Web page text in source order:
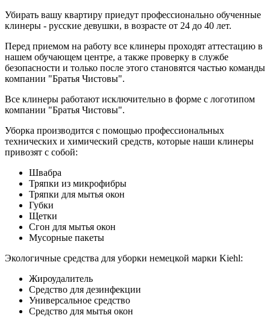
Убирать вашу квартиру приедут профессионально обученные
клинеры - русские девушки, в возрасте от 24 до 40 лет.
Перед приемом на работу все клинеры проходят аттестацию в
нашем обучающем центре, а также проверку в службе
безопасности и только после этого становятся частью команды
компании "Братья Чистовы".
Все клинеры работают исключительно в форме с логотипом
компании "Братья Чистовы".
Уборка производится с помощью профессиональных
технических и химический средств, которые наши клинеры
привозят с собой:
Швабра
Тряпки из микрофибры
Тряпки для мытья окон
Губки
Щетки
Сгон для мытья окон
Мусорные пакеты
Экологичные средства для уборки немецкой марки Kiehl:
Жироудалитель
Средство для дезинфекции
Универсальное средство
Средство для мытья окон